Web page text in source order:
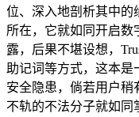
位、深入地剖析其中的
所在，它就如同开启
露，后果不堪设想，
助记词等方式，这本是
安全隐患，倘若用户稍
不轨的不法分子就如